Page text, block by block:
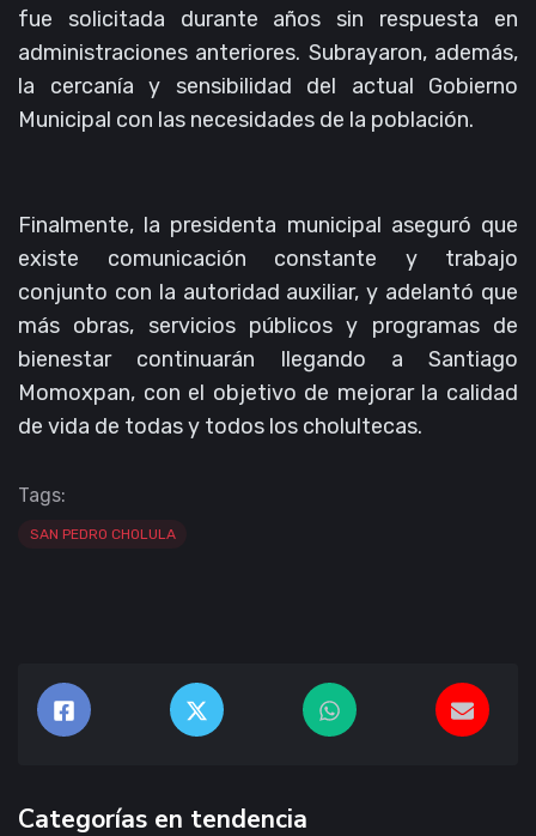
fue solicitada durante años sin respuesta en
administraciones anteriores. Subrayaron, además,
la cercanía y sensibilidad del actual Gobierno
Municipal con las necesidades de la población.
Finalmente, la presidenta municipal aseguró que
existe comunicación constante y trabajo
conjunto con la autoridad auxiliar, y adelantó que
más obras, servicios públicos y programas de
bienestar continuarán llegando a Santiago
Momoxpan, con el objetivo de mejorar la calidad
de vida de todas y todos los cholultecas.
Tags:
SAN PEDRO CHOLULA
Categorías en tendencia